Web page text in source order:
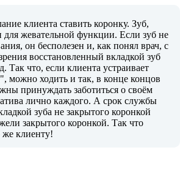
клиента ставить коронку. Зуб,
для жевательной функции. Если зуб не
он бесполезен и, как понял врач, с
восстановленный вкладкой зуб
Так что, если клиента устраивает
можно ходить и так, в конце концов
принуждать заботиться о своём
лично каждого. А срок службы
зуба не закрытого коронкой
закрытого коронкой. Так что
же клиенту!